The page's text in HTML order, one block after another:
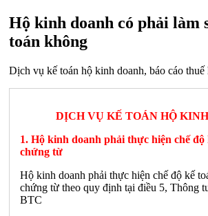
Hộ kinh doanh có phải làm
toán không
Dịch vụ kế toán hộ kinh doanh, báo cáo thuế
DỊCH VỤ KẾ TOÁN HỘ
1. Hộ kinh doanh phải thực hiện chế độ
chứng từ
Hộ kinh doanh phải thực hiện chế độ kế
chứng từ theo quy định tại điều 5, Thông
BTC